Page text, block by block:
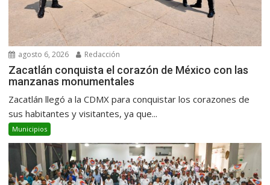
agosto 6, 2026 Redacción
Zacatlán conquista el corazón de México con las
manzanas monumentales
Zacatlán llegó a la CDMX para conquistar los corazones de
sus habitantes y visitantes, ya que...
Municipios